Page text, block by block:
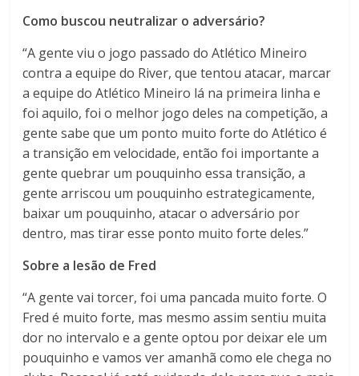
Como buscou neutralizar o adversário?
“A gente viu o jogo passado do Atlético Mineiro
contra a equipe do River, que tentou atacar, marcar
a equipe do Atlético Mineiro lá na primeira linha e
foi aquilo, foi o melhor jogo deles na competição, a
gente sabe que um ponto muito forte do Atlético é
a transição em velocidade, então foi importante a
gente quebrar um pouquinho essa transição, a
gente arriscou um pouquinho estrategicamente,
baixar um pouquinho, atacar o adversário por
dentro, mas tirar esse ponto muito forte deles.”
Sobre a lesão de Fred
“A gente vai torcer, foi uma pancada muito forte. O
Fred é muito forte, mas mesmo assim sentiu muita
dor no intervalo e a gente optou por deixar ele um
pouquinho e vamos ver amanhã como ele chega no